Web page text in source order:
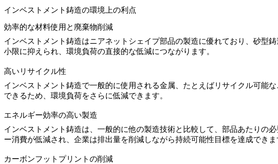
インベストメント鋳造の環境上の利点
効率的な材料使用と廃棄物削減
インベストメント鋳造はニアネットシェイプ部品の製造に優れており、 砂型鋳
小限に抑えられ、環境負荷の直接的な低減につながります。
高いリサイクル性
インベストメント鋳造で一般的に使用される金属、たとえばリサイクル可能な
できるため、環境負荷をさらに低減できます。
エネルギー効率の高い製造
インベストメント鋳造は、一般的に他の製造技術と比較して、部品あたりの
ー消費が低減され、企業は排出量を削減しながら持続可能性目標を達成できま
カーボンフットプリントの削減